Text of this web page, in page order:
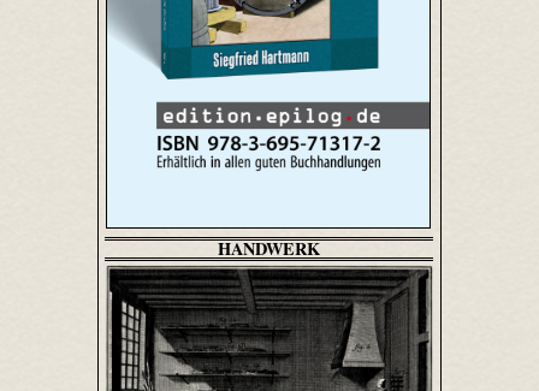
HANDWERK